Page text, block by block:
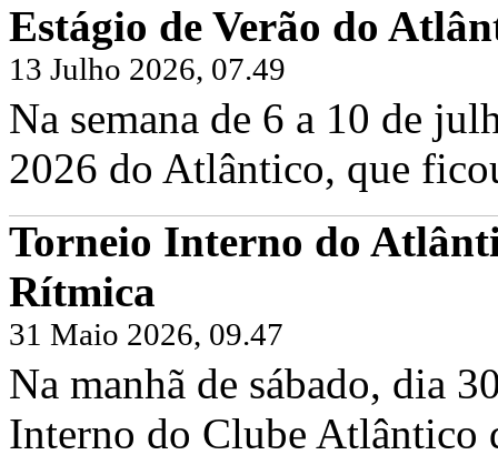
Estágio de Verão do
13 Julho 2026, 07.49
Na semana de 6 a 10 de
2026 do Atlântico, que
Torneio Interno do
Rítmica
31 Maio 2026, 09.47
Na manhã de sábado, dia
Interno do Clube Atlântico